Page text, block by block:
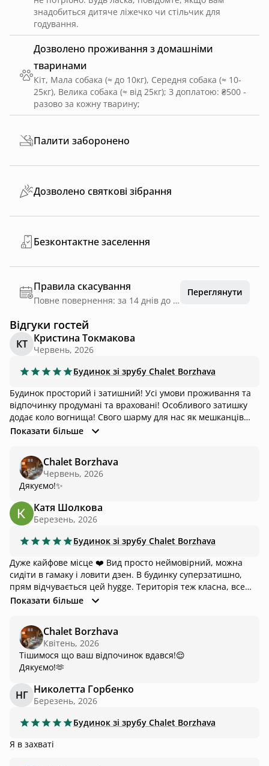
Дозволено проживання з домашніми
тваринами
Кіт, Мала собака (≈ до 10кг), Середня собака (≈ 10-
25кг), Велика собака (≈ від 25кг); З доплатою: ₴500 -
разово за кожну тварину;
знадобиться дитяче ліжечко чи стільчик для
годування.
Палити заборонено
Дозволено святкові зібрання
Безконтактне заселення
Правила скасування
Повне повернення: за 14 днів до дати заїзду
Переглянути
Відгуки гостей
КТ Кристина Токмакова
Червень, 2026
Будинок зі зрубу Chalet Borzhava
Будинок просторий і затишний! Усі умови проживання та
відпочинку продумані та враховані! Особливого затишку
додає коло вогнища! Свого шарму для нас як мешканців
міста створював щоденний вигул корівок! Посуд високої
які за першим проханням виконували всі наші забаганки!
Потішило велике різноманіття ігор та читання для
дозвілля! Поруч легкий підйом на полонину з неповторним
краєвидом, а також туристичний маршрут на Великий
Верх! Дякуємо щіро!
Показати більше
Chalet Borzhava
Червень, 2026
Дякуємо!✨
Катя Шолкова
Березень, 2026
Будинок зі зрубу Chalet Borzhava
Дуже кайфове місце ❤️ Вид просто неймовірний, можна
сидіти в гамаку і ловити дзен. В будинку суперзатишно,
прям відчувається цей hyggе. Територія теж класна, все
гарно й доглянуто, і головне дуже тихо та спокійно.
окремий плюс: котики і чан у дворі.
Показати більше
Chalet Borzhava
Квітень, 2026
Тішимося що ваш відпочинок вдався!😌
Дякуємо!🫶
НГ Николетта Горбенко
Березень, 2026
Будинок зі зрубу Chalet Borzhava
Я в захваті